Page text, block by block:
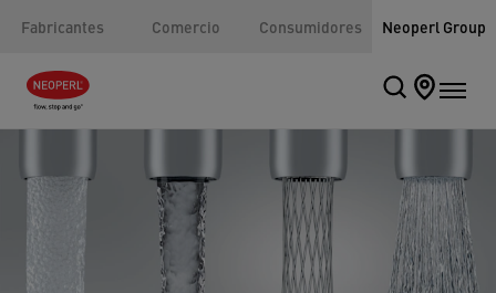
Fabricantes Comercio Consumidores Neoperl Group